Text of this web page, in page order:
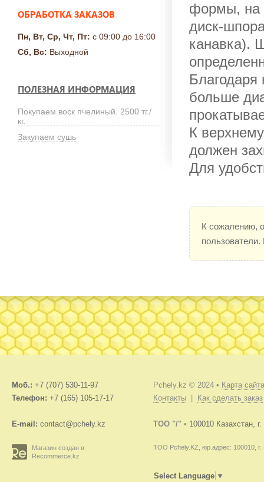
ОБРАБОТКА ЗАКАЗОВ
Пн, Вт, Ср, Чт, Пт: с 09:00 до 16:00
Сб, Вс: Выходной
ПОЛЕЗНАЯ ИНФОРМАЦИЯ
Покупаем воск пчелиный. 2500 тг./
кг.
Закупаем сушь
формы, на
диск-
канавка).
Благодаря
больше
К
должен
Для
К сожалению,
Моб.: +7 (707) 530-11-97
Телефон: +7 (165) 105-17-17
E-mail: contact@pchely.kz
Магазин создан в
Recommerce.kz
Pchely.kz © 2024 • Карта сайта
Контакты
Как сделать заказ
TOO "/" • 100010 Казахстан,
ТОО Pchely.KZ, юр.адрес: 100010, г.
Select Language ▼